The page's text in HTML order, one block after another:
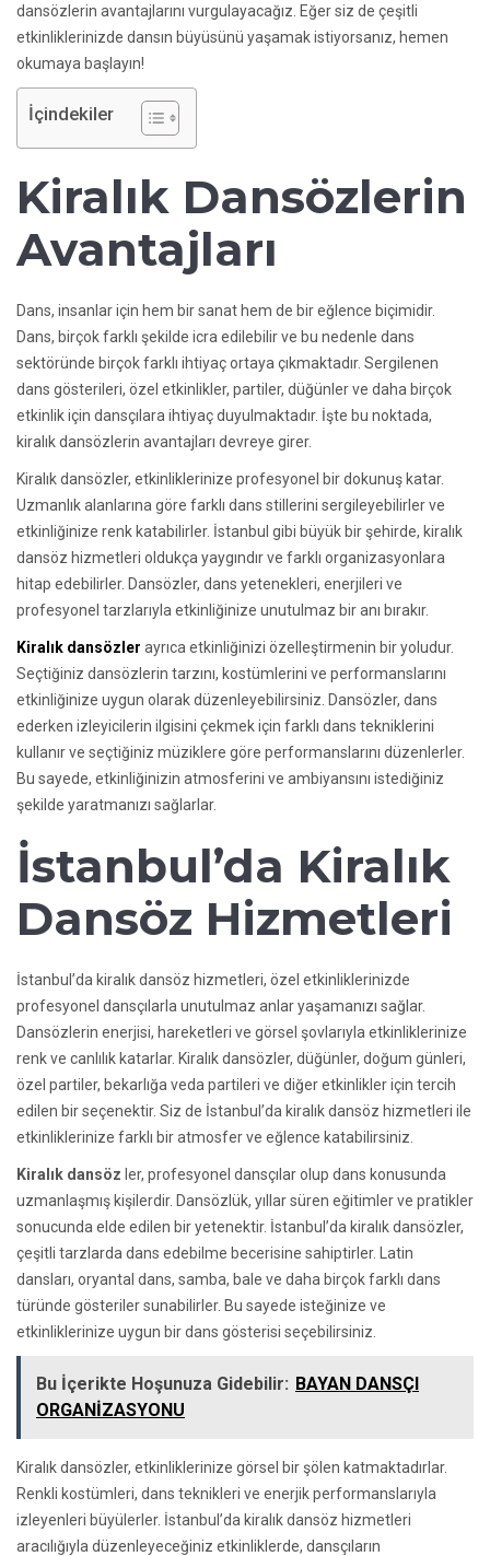
dansözlerin avantajlarını vurgulayacağız. Eğer siz de çeşitli
etkinliklerinizde dansın büyüsünü yaşamak istiyorsanız, hemen
okumaya başlayın!
İçindekiler
Kiralık Dansözlerin
Avantajları
Dans, insanlar için hem bir sanat hem de bir eğlence biçimidir.
Dans, birçok farklı şekilde icra edilebilir ve bu nedenle dans
sektöründe birçok farklı ihtiyaç ortaya çıkmaktadır. Sergilenen
dans gösterileri, özel etkinlikler, partiler, düğünler ve daha birçok
etkinlik için dansçılara ihtiyaç duyulmaktadır. İşte bu noktada,
kiralık dansözlerin avantajları devreye girer.
Kiralık dansözler, etkinliklerinize profesyonel bir dokunuş katar.
Uzmanlık alanlarına göre farklı dans stillerini sergileyebilirler ve
etkinliğinize renk katabilirler. İstanbul gibi büyük bir şehirde, kiralık
dansöz hizmetleri oldukça yaygındır ve farklı organizasyonlara
hitap edebilirler. Dansözler, dans yetenekleri, enerjileri ve
profesyonel tarzlarıyla etkinliğinize unutulmaz bir anı bırakır.
Kiralık dansözler ayrıca etkinliğinizi özelleştirmenin bir yoludur.
Seçtiğiniz dansözlerin tarzını, kostümlerini ve performanslarını
etkinliğinize uygun olarak düzenleyebilirsiniz. Dansözler, dans
ederken izleyicilerin ilgisini çekmek için farklı dans tekniklerini
kullanır ve seçtiğiniz müziklere göre performanslarını düzenlerler.
Bu sayede, etkinliğinizin atmosferini ve ambiyansını istediğiniz
şekilde yaratmanızı sağlarlar.
İstanbul’da Kiralık
Dansöz Hizmetleri
İstanbul’da kiralık dansöz hizmetleri, özel etkinliklerinizde
profesyonel dansçılarla unutulmaz anlar yaşamanızı sağlar.
Dansözlerin enerjisi, hareketleri ve görsel şovlarıyla etkinliklerinize
renk ve canlılık katarlar. Kiralık dansözler, düğünler, doğum günleri,
özel partiler, bekarlığa veda partileri ve diğer etkinlikler için tercih
edilen bir seçenektir. Siz de İstanbul’da kiralık dansöz hizmetleri ile
etkinliklerinize farklı bir atmosfer ve eğlence katabilirsiniz.
Kiralık dansöz ler, profesyonel dansçılar olup dans konusunda
uzmanlaşmış kişilerdir. Dansözlük, yıllar süren eğitimler ve pratikler
sonucunda elde edilen bir yetenektir. İstanbul’da kiralık dansözler,
çeşitli tarzlarda dans edebilme becerisine sahiptirler. Latin
dansları, oryantal dans, samba, bale ve daha birçok farklı dans
türünde gösteriler sunabilirler. Bu sayede isteğinize ve
etkinliklerinize uygun bir dans gösterisi seçebilirsiniz.
Bu İçerikte Hoşunuza Gidebilir: BAYAN DANSÇI
ORGANİZASYONU
Kiralık dansözler, etkinliklerinize görsel bir şölen katmaktadırlar.
Renkli kostümleri, dans teknikleri ve enerjik performanslarıyla
izleyenleri büyülerler. İstanbul’da kiralık dansöz hizmetleri
aracılığıyla düzenleyeceğiniz etkinliklerde, dansçıların